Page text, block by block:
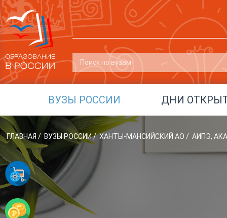
ВУЗЫ РОССИИ ДНИ
ГЛАВНАЯ / ВУЗЫ РОССИИ/ ХАНТЫ-МАНСИЙСКИЙ АО / АИПЭ,